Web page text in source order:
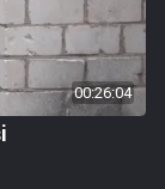
00:26:04